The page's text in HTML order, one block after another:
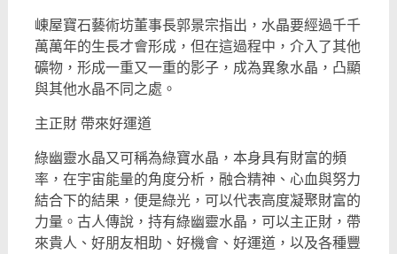
崠屋寶石藝術坊董事長郭景宗指出，水晶要經過千千
萬萬年的生長才會形成，但在這過程中，介入了其他
礦物，形成一重又一重的影子，成為異象水晶，凸顯
與其他水晶不同之處。
主正財 帶來好運道
綠幽靈水晶又可稱為綠寶水晶，本身具有財富的頻
率，在宇宙能量的角度分析，融合精神、心血與努力
結合下的結果，便是綠光，可以代表高度凝聚財富的
力量。古人傳說，持有綠幽靈水晶，可以主正財，帶
來貴人、好朋友相助、好機會、好運道，以及各種豐